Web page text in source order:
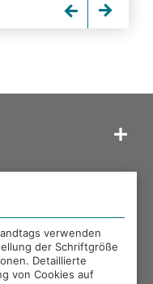
LANDTAGS
verwenden
der Schriftgröße
Detaillierte
von Cookies auf